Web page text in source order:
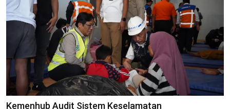
Kemenhub Audit Sistem Keselamatan